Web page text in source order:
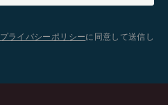
プライバシーポリシーに同意して送信し